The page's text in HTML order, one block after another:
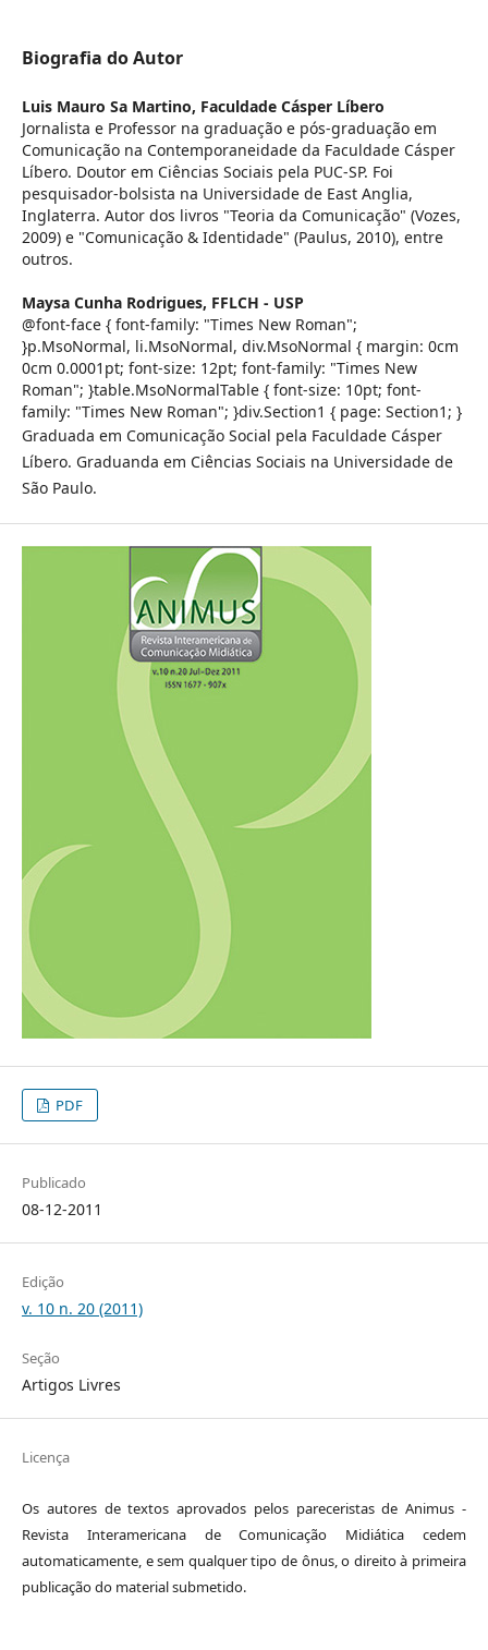
Biografia do Autor
Luis Mauro Sa Martino, Faculdade Cásper Líbero
Jornalista e Professor na graduação e pós-graduação em
Comunicação na Contemporaneidade da Faculdade Cásper
Líbero. Doutor em Ciências Sociais pela PUC-SP. Foi
pesquisador-bolsista na Universidade de East Anglia,
Inglaterra. Autor dos livros "Teoria da Comunicação" (Vozes,
2009) e "Comunicação & Identidade" (Paulus, 2010), entre
outros.
Maysa Cunha Rodrigues, FFLCH - USP
@font-face { font-family: "Times New Roman";
}p.MsoNormal, li.MsoNormal, div.MsoNormal { margin: 0cm
0cm 0.0001pt; font-size: 12pt; font-family: "Times New
Roman"; }table.MsoNormalTable { font-size: 10pt; font-
family: "Times New Roman"; }div.Section1 { page: Section1; }
Graduada em Comunicação Social pela Faculdade Cásper
Líbero. Graduanda em Ciências Sociais na Universidade de
São Paulo.
PDF
Publicado
08-12-2011
Edição
v. 10 n. 20 (2011)
Seção
Artigos Livres
Licença
Os autores de textos aprovados pelos pareceristas de Animus -
Revista Interamericana de Comunicação Midiática cedem
automaticamente, e sem qualquer tipo de ônus, o direito à primeira
publicação do material submetido.